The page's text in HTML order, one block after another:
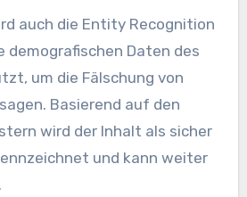
auch die Entity Recognition
demografischen Daten des
um die Fälschung von
Basierend auf den
wird der Inhalt als sicher
und kann weiter